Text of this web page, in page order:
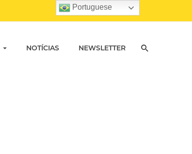
NOTÍCIAS NEWSLETTER
Portuguese